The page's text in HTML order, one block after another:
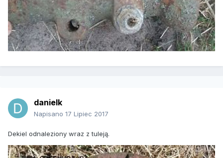
danielk
Napisano 17 Lipiec 2017
Dekiel odnaleziony wraz z tuleją.